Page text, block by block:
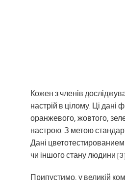
Кожен з членів
настрій в цілому. Ці дані
оранжевого, жовтого,
настрою. З метою
Дані
чи іншого стану людини
Припустимо, у великій